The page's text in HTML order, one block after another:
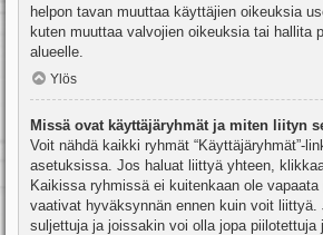
helpon tavan muuttaa käyttäjien oikeuksia
kuten muuttaa valvojien oikeuksia tai hallita
alueelle.
Ylös
Missä ovat käyttäjäryhmät ja miten liityn
Voit nähdä kaikki ryhmät “Käyttäjäryhmät”-
asetuksissa. Jos haluat liittyä yhteen,
Kaikissa ryhmissä ei kuitenkaan ole
vaativat hyväksynnän ennen kuin voit
suljettuja ja joissakin voi olla jopa piilotettuja